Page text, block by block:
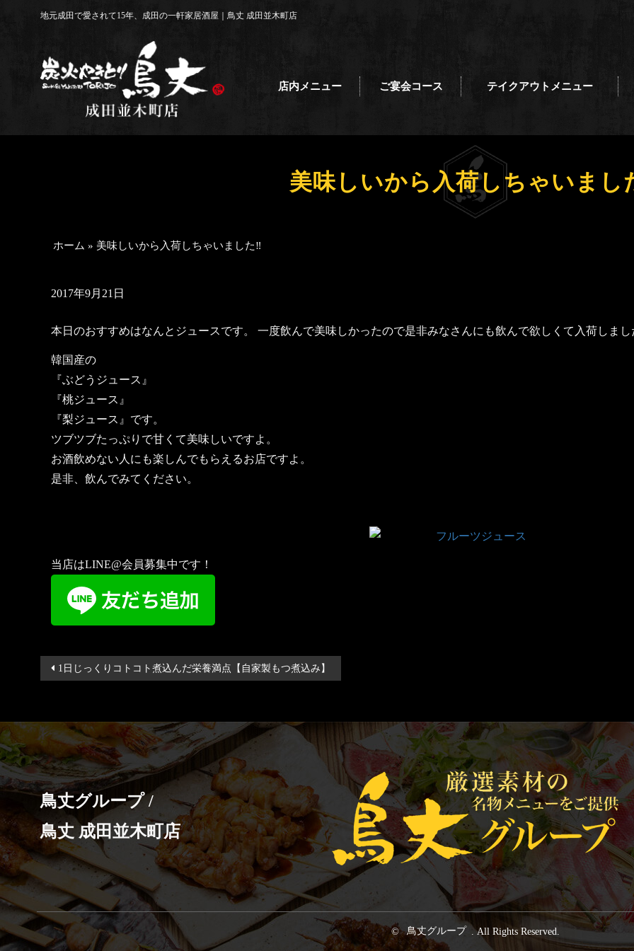
地元成田で愛されて15年、成田の一軒家居酒屋｜鳥丈 成田並木町店
店内メニュー ご宴会コース テイクアウトメニュー
美味しいから入荷しちゃいまし
ホーム » 美味しいから入荷しちゃいました‼️
2017年9月21日
本日のおすすめはなんとジュースです。 一度飲んで美味しかったので是非みなさんにも飲んで欲しくて入荷しまし
韓国産の
『ぶどうジュース』
『桃ジュース』
『梨ジュース』です。
ツブツブたっぷりで甘くて美味しいですよ。
お酒飲めない人にも楽しんでもらえるお店ですよ。
是非、飲んでみてください。
当店はLINE@会員募集中です！
投
稿
ビ
ゲ
ー
シ
ョ
ン
1日じっくりコトコト煮込んだ栄養満点【自家製もつ煮込み】
鳥丈グループ /
鳥丈 成田並木町店
© 鳥丈グループ . All Rights Reserved.